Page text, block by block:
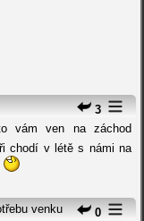
3
vám ven na záchod
chodí v létě s námi na
0
venku